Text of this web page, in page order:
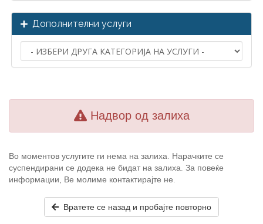
Дополнителни услуги
Надвор од залиха
Во моментов услугите ги нема на залиха. Нарачките се
суспендирани се додека не бидат на залиха. За повеќе
информации, Ве молиме контактирајте не.
Вратете се назад и пробајте повторно